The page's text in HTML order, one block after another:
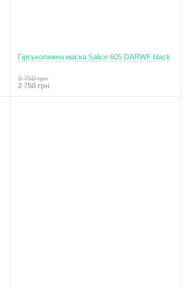
Гірськолижна маска Salice 605 DARWF black
3 750 грн
2 750 грн